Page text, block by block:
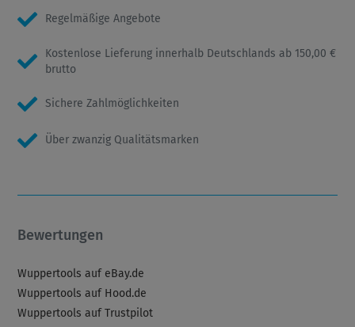
Regelmäßige Angebote
Kostenlose Lieferung innerhalb Deutschlands ab 150,00 €
brutto
Sichere Zahlmöglichkeiten
Über zwanzig Qualitätsmarken
Bewertungen
Wuppertools auf eBay.de
Wuppertools auf Hood.de
Wuppertools auf Trustpilot